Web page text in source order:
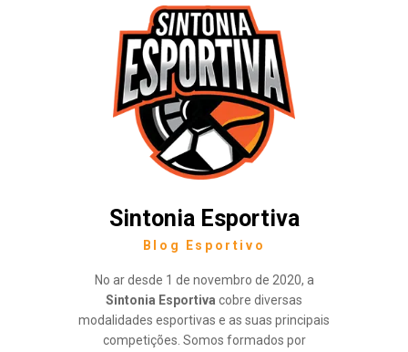
Sintonia Esportiva
Blog Esportivo
No ar desde 1 de novembro de 2020, a
Sintonia Esportiva cobre diversas
modalidades esportivas e as suas principais
competições. Somos formados por